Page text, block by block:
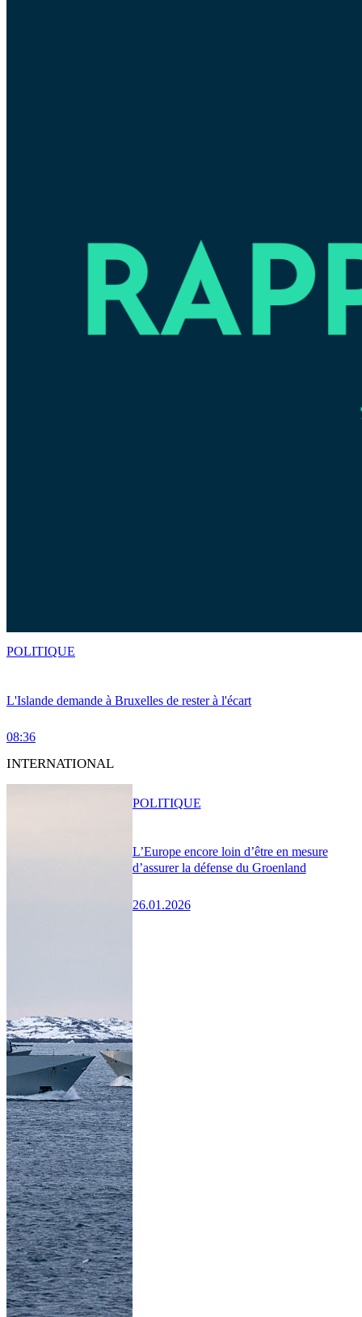
L'Islande demande à Bruxelles de rester à l'écart
08:36
POLITIQUE
INTERNATIONAL
L’Europe encore loin d’être en mesure
d’assurer la défense du Groenland
26.01.2026
POLITIQUE